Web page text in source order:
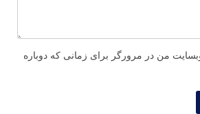
من در مرورگر برای زمانی که دوباره